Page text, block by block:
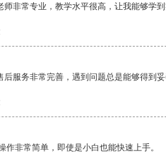
师非常专业，教学水平很高，让我能够学到
后服务非常完善，遇到问题总是能够得到妥
作非常简单，即使是小白也能快速上手。